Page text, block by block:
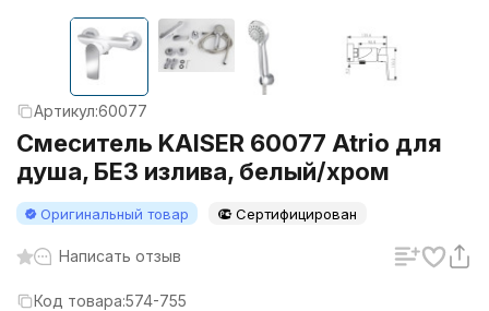
Артикул:60077
Смеситель KAISER 60077 Atrio для
душа, БЕЗ излива, белый/хром
Оригинальный товар Сертифицирован
Написать отзыв
Код товара:574-755